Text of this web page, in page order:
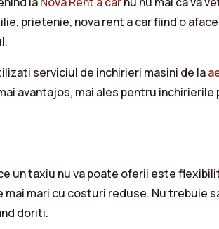
prietenie, nova rent a car fiind o
serviciul de inchirieri masini de la
avantajos, mai ales pentru inchirierile
un taxiu nu va poate oferii este
mari cu costuri reduse. Nu trebuie
doriti.